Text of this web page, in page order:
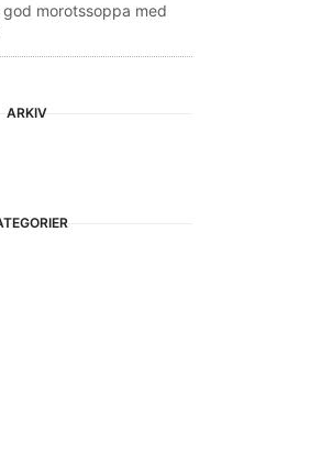
morotssoppa med
ARKIV